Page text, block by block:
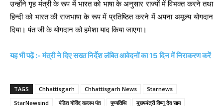
उन्होंने गृह मंत्री के रूप में भारत को भाषा के अनुसार राज्यों में विभक्त करने तथा
हिन्दी को भारत की राजभाषा के रूप में प्रतिष्ठित करने में अपना अमूल्य योगदान
दिया। पंत जी के योगदान को हमेशा याद किया जाएगा।
यह भी पढ़ें :- मंत्री ने दिए सख्त निर्देश लंबित आवेदनों का 15 दिन में निराकरण करें
TAGS Chhattisgarh Chhattisgarh News
Starnews
StarNewsind
पंडित गोविंद वल्लभ पंत पुण्यतिथि मुख्यमंत्री विष्णु देव साय